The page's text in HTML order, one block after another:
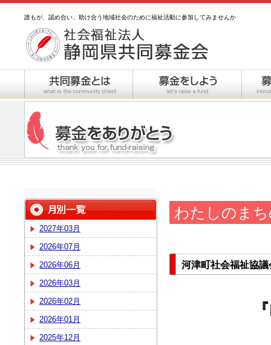
誰もが、認め合い、助け合う地域社会のために福祉活動に参加してみませんか
2027年03月
2026年07月
2026年06月
2026年03月
2026年02月
2026年01月
2025年12月
わたしのま
河津町社会福祉協議